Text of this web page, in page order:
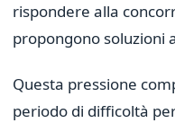
rispondere alla
propongono soluzioni
Questa pressione
periodo di difficoltà